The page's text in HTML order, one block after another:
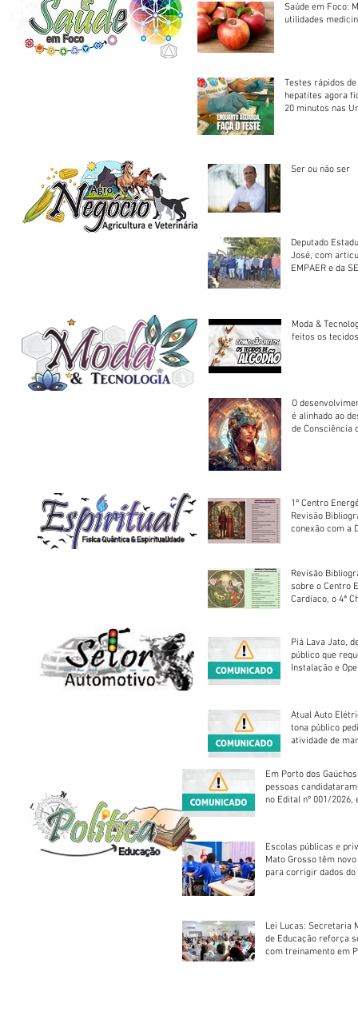
Saúde em Foco:
utilidades
Testes rápidos
hepatites agora
20 minutos nas
Ser ou não ser
Deputado
José, com
EMPAER e da
Moda &
feitos os
O
é alinhado ao
de Consciência
1º Centro
Revisão
conexão com a
Revisão
sobre o Centro
Cardíaco, o 4ª
Piá Lava Jato,
público que
Instalação e
Atual Auto
tona público
atividade de
Em Porto dos
pessoas
no Edital nº 001/2026,
Escolas públicas e
Mato Grosso têm
para corrigir dados do
Lei Lucas: Secretaria
de Educação reforça
com treinamento em